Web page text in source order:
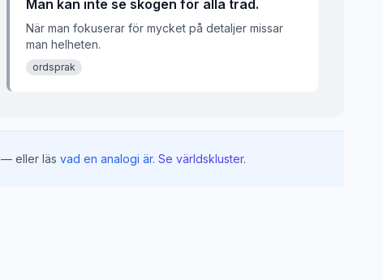
Man kan inte se skogen för alla träd.
När man fokuserar för mycket på detaljer missar
man helheten.
ordsprak
— eller läs vad en analogi är. Se världskluster.